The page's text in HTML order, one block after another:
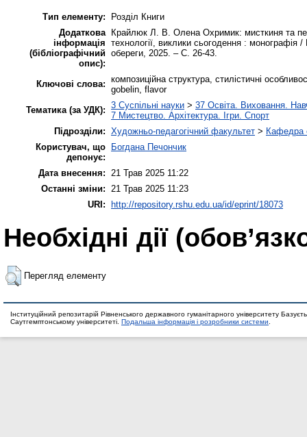
Тип елементу:
Розділ Книги
Додаткова
інформація
(бібліографічний
опис):
Крайлюк Л. В. Олена Охримик: мисткиня та
технології, виклики сьогодення :
обереги, 2025. – С. 26-43.
Ключові слова: композиційна структура, стилістичні
gobelin, flavor
Тематика (за УДК): 3 Суспільні науки > 37 Освіта. Виховання.
7 Мистецтво. Архітектура. Ігри. Спорт
Підрозділи: Художньо-педагогічний факультет > Кафедра
Користувач, що
депонує:
Богдана Печончик
Дата внесення:
21 Трав 2025 11:22
Останні зміни:
21 Трав 2025 11:23
URI:
http://repository.rshu.edu.ua/id/eprint/18073
Необхідні дії
Перегляд елементу
Інституційний репозитарій Рівненського державного гуманітарного університету
Саутгемптонському університеті. Подальша інформація і розробники системи